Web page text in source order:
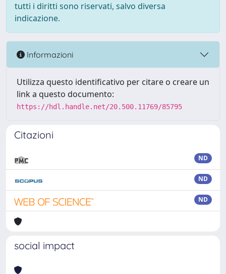
tutti i diritti sono riservati, salvo diversa
indicazione.
Informazioni
Utilizza questo identificativo per citare o creare un
link a questo documento:
https://hdl.handle.net/20.500.11769/85795
Citazioni
ND
ND
ND
social impact